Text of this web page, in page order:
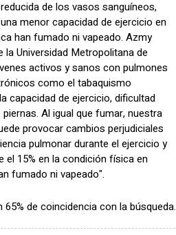
de los vasos sanguíneos,
menor capacidad de ejercicio en
han fumado ni vapeado. Azmy
la Universidad Metropolitana de
activos y sanos con pulmones
como el tabaquismo
capacidad de ejercicio, dificultad
Al igual que fumar, nuestra
provocar cambios perjudiciales
pulmonar durante el ejercicio y
el 15% en la condición física en
fumado ni vapeado".
65% de coincidencia con la búsqueda.